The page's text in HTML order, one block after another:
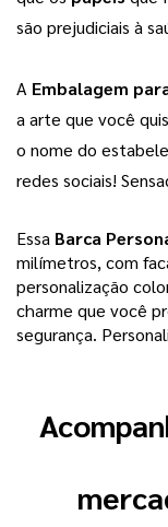
são prejudiciais à
A Embalagem
a arte que você
o nome do
redes sociais!
Essa Barca
milímetros, com
personalização
charme que você
segurança.